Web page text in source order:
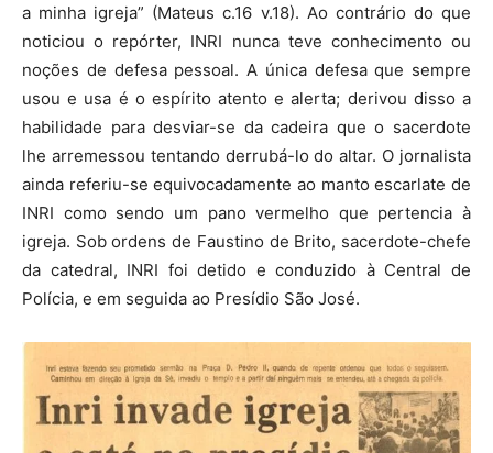
a minha igreja” (Mateus c.16 v.18). Ao contrário do que
noticiou o repórter, INRI nunca teve conhecimento ou
noções de defesa pessoal. A única defesa que sempre
usou e usa é o espírito atento e alerta; derivou disso a
habilidade para desviar-se da cadeira que o sacerdote
lhe arremessou tentando derrubá-lo do altar. O jornalista
ainda referiu-se equivocadamente ao manto escarlate de
INRI como sendo um pano vermelho que pertencia à
igreja. Sob ordens de Faustino de Brito, sacerdote-chefe
da catedral, INRI foi detido e conduzido à Central de
Polícia, e em seguida ao Presídio São José.